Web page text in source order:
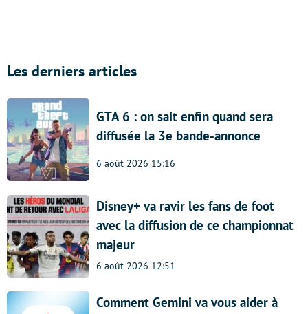
Les derniers articles
GTA 6 : on sait enfin quand sera
diffusée la 3e bande-annonce
6 août 2026 15:16
Disney+ va ravir les fans de foot
avec la diffusion de ce championnat
majeur
6 août 2026 12:51
Comment Gemini va vous aider à